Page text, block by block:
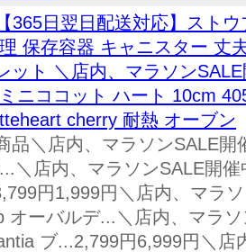
【365日翌日配送対応】スト
保存容器 キャニスター 丈
ット ＼店内、マラソン
ニココット ハート 10cm
cherry 耐熱 オーブン
品＼店内、マラソンSALE
＼店内、マラソンSALE開
円1,999円＼店内、マラ
オーバルデ...＼店内、マラ
ブ...2,799円6,999円＼店